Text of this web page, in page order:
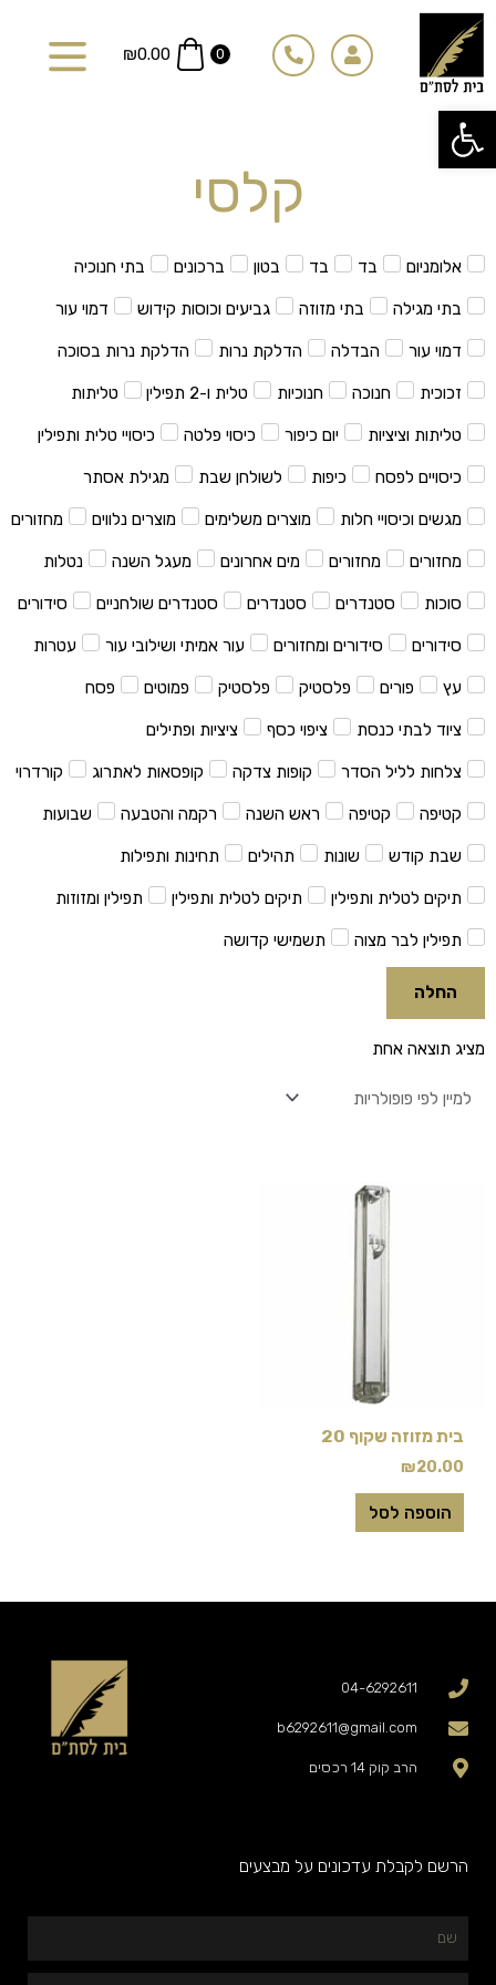
פתח סרגל נגישות
דילוג
לתוכן
0
₪0.00
קלסי
אלומניום בד בד בטון ברכונים בתי חנוכיה
בתי מגילה בתי מזוזה גביעים וכוסות קידוש דמוי עור
דמוי עור הבדלה הדלקת נרות הדלקת נרות בסוכה
זכוכית חנוכה חנוכיות טלית ו-2 תפילין טליתות
טליתות וציציות יום כיפור כיסוי פלטה כיסויי טלית ותפילין
כיסויים לפסח כיפות לשולחן שבת מגילת אסתר
מגשים וכיסויי חלות מוצרים משלימים מוצרים נלווים מחזורים
מחזורים מחזורים מים אחרונים מעגל השנה נטלות
סוכות סטנדרים סטנדרים סטנדרים שולחניים סידורים
סידורים סידורים ומחזורים עור אמיתי ושילובי עור עטרות
עץ פורים פלסטיק פלסטיק פמוטים פסח
ציוד לבתי כנסת ציפוי כסף ציציות ופתילים
צלחות לליל הסדר קופות צדקה קופסאות לאתרוג קורדרוי
קטיפה קטיפה ראש השנה רקמה והטבעה שבועות
שבת קודש שונות תהילים תחינות ותפילות
תיקים לטלית ותפילין תיקים לטלית ותפילין תפילין ומזוזות
תפילין לבר מצוה תשמישי קדושה
החלה
מציג תוצאה אחת
בית מזוזה שקוף 20
₪20.00
הוספה לסל
04-6292611
b6292611@gmail.com
הרב קוק 14 רכסים
הרשם לקבלת עדכונים על מבצעים